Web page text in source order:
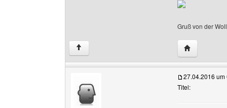
Gruß von der
↑ Website
27.04.2016 um
Titel: